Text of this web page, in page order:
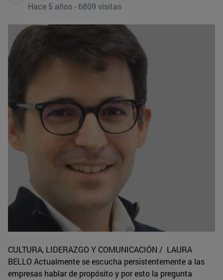
Hace 5 años - 6809 visitas
CULTURA, LIDERAZGO Y COMUNICACIÓN / LAURA
BELLO Actualmente se escucha persistentemente a las
empresas hablar de propósito y por esto la pregunta